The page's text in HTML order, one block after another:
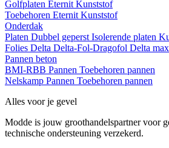
Golfplaten Eternit Kunststof
Toebehoren Eternit Kunststof
Onderdak
Platen Dubbel geperst Isolerende platen
Folies Delta Delta-Fol-Dragofol Delta
Pannen beton
BMI-RBB Pannen Toebehoren pannen
Nelskamp Pannen Toebehoren pannen
Alles voor je gevel
Modde is jouw groothandelspartner voor
technische ondersteuning verzekerd.